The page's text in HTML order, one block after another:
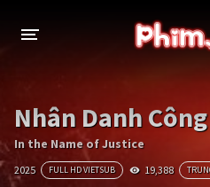
THỂ LOẠI
Thần thoại - Cổ trang
Tâm lý
Nhân Danh
In the Name of Justice
2025 FULL HD VIETSUB 19,388